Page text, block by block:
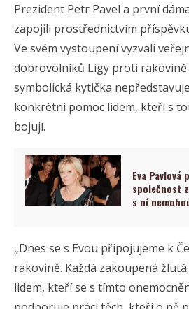
Prezident Petr Pavel a první
zapojili prostřednictvím
Ve svém vystoupení vyzvali
dobrovolníků Ligy proti rakovině
symbolická kytička
konkrétní pomoc lidem, kteří s
bojují.
Eva Pavlová
společnost
s ní
„Dnes se s Evou připojujeme k
rakovině. Každá zakoupená
lidem, kteří se s tímto